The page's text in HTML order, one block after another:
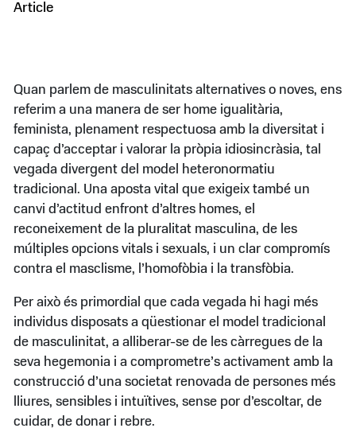
Article
Quan parlem de masculinitats alternatives o noves, ens
referim a una manera de ser home igualitària,
feminista, plenament respectuosa amb la diversitat i
capaç d’acceptar i valorar la pròpia idiosincràsia, tal
vegada divergent del model heteronormatiu
tradicional. Una aposta vital que exigeix també un
canvi d’actitud enfront d’altres homes, el
reconeixement de la pluralitat masculina, de les
múltiples opcions vitals i sexuals, i un clar compromís
contra el masclisme, l’homofòbia i la transfòbia.
Per això és primordial que cada vegada hi hagi més
individus disposats a qüestionar el model tradicional
de masculinitat, a alliberar-se de les càrregues de la
seva hegemonia i a comprometre’s activament amb la
construcció d’una societat renovada de persones més
lliures, sensibles i intuïtives, sense por d’escoltar, de
cuidar, de donar i rebre.